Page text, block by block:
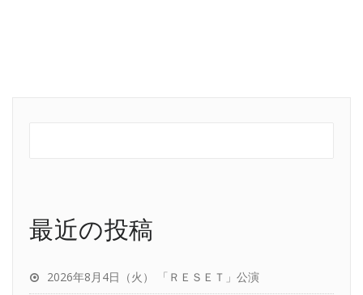
最近の投稿
2026年8月4日（火） 「ＲＥＳＥＴ」公演